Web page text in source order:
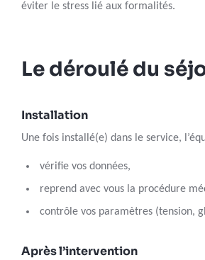
éviter le stress lié aux formalités.
Le déroulé du
Installation
Une fois installé(e) dans le service,
vérifie vos données,
reprend avec vous la procédure
contrôle vos paramètres (tension,
Après l’intervention